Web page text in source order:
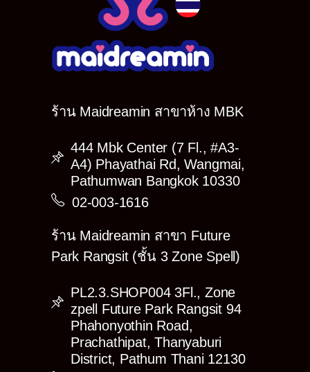
ร้าน Maidreamin สาขาห้าง MBK
444 Mbk Center (7 Fl., #A3-
A4) Phayathai Rd, Wangmai,
Pathumwan Bangkok 10330
02-003-1616
ร้าน Maidreamin สาขา Future
Park Rangsit (ชั้น 3 Zone Spell)
PL2.3.SHOP004 3Fl., Zone
zpell Future Park Rangsit 94
Phahonyothin Road,
Prachathipat, Thanyaburi
District, Pathum Thani 12130